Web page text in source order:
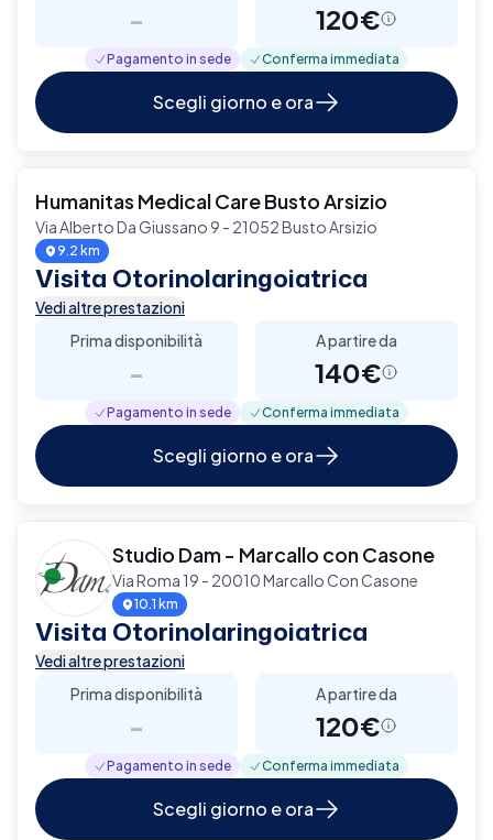
- 120€
Pagamento in sede Conferma immediata
Scegli giorno e ora
Humanitas Medical Care Busto Arsizio
Via Alberto Da Giussano 9 - 21052 Busto Arsizio
9.2 km
Visita Otorinolaringoiatrica
Vedi altre prestazioni
Prima disponibilità
-
A partire da
140€
Pagamento in sede Conferma immediata
Scegli giorno e ora
Studio Dam - Marcallo con Casone
Via Roma 19 - 20010 Marcallo Con Casone
10.1 km
Visita Otorinolaringoiatrica
Vedi altre prestazioni
Prima disponibilità
-
A partire da
120€
Pagamento in sede Conferma immediata
Scegli giorno e ora